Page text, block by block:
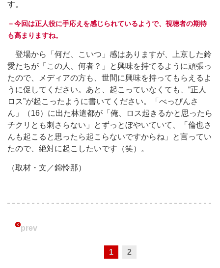
す。
－今回は正人役に手応えを感じられているようで、視聴者の期待
も高まりますね。
登場から「何だ、こいつ」感はありますが、上京した鈴
愛たちが「この人、何者？」と興味を持てるように頑張っ
たので、メディアの方も、世間に興味を持ってもらえるよ
うに促してください。あと、起こっていなくても、“正人
ロス”が起こったように書いてください。「べっぴんさ
ん」（16）に出た林遣都が「俺、ロス起きるかと思ったら
チクリとも刺さらない」とずっとぼやいていて、「倫也さ
んも起こると思ったら起こらないですからね」と言ってい
たので、絶対に起こしたいです（笑）。
（取材・文／錦怜那）
prev
1 2